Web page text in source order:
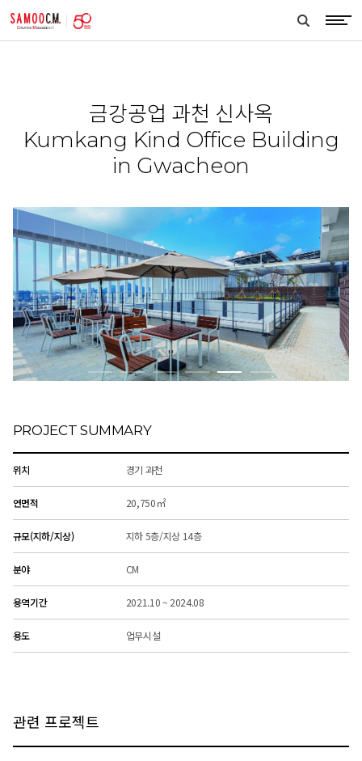
samoocm
search
금강공업 과천 신사옥
Kumkang Kind Office Building
in Gwacheon
PROJECT SUMMARY
위치 경기 과천
연면적 20,750㎡
규모(지하/지상) 지하 5층/지상 14층
분야 CM
용역기간 2021.10 ~ 2024.08
용도 업무시설
관련 프로젝트